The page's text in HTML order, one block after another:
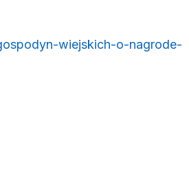
wiejskich-o-nagrode-